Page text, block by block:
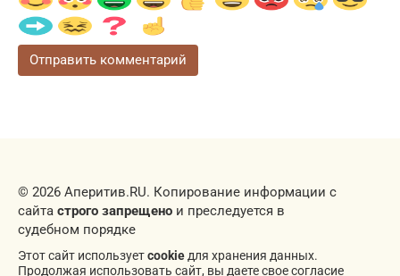
© 2026 Аперитив.RU. Копирование информации с
сайта строго запрещено и преследуется в
судебном порядке
Этот сайт используетcookieдля хранения данных.
Продолжая использовать сайт, вы даете свое согласие